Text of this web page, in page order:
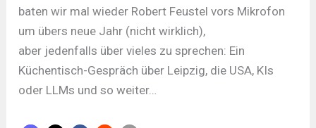
baten wir mal wieder Robert Feustel vors Mikrofon
um übers neue Jahr (nicht wirklich),
aber jedenfalls über vieles zu sprechen: Ein
Küchentisch-Gespräch über Leipzig, die USA, KIs
oder LLMs und so weiter…